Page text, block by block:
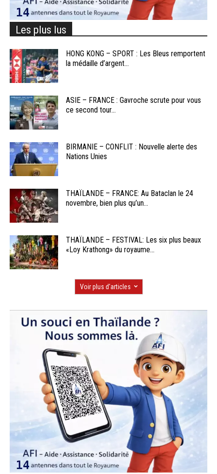
Les plus lus
HONG KONG – SPORT : Les Bleus remportent
la médaille d’argent...
ASIE – FRANCE : Gavroche scrute pour vous
ce second tour...
BIRMANIE – CONFLIT : Nouvelle alerte des
Nations Unies
THAÏLANDE – FRANCE: Au Bataclan le 24
novembre, bien plus qu’un...
THAÏLANDE – FESTIVAL: Les six plus beaux
«Loy Krathong» du royaume...
Voir plus d'articles